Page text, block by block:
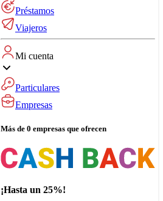
Préstamos
Viajeros
Mi cuenta
Particulares
Empresas
Más de 0 empresas que ofrecen
¡Hasta un 25%!